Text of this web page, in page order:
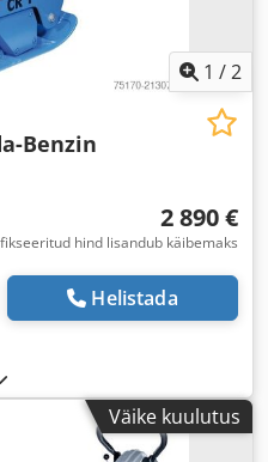
1 /2
Benzin
2 890 €
fikseeritud hind lisandub käibemaks
Helistada
Väike kuulutus